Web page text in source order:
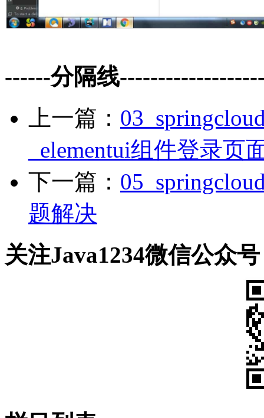
------分隔线
上一篇：
_elementui组件登录页
下一篇：
题解决
关注Java1234微信公众号